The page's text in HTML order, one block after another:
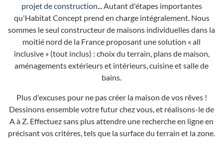
projet de construction... Autant d'étapes importantes
qu'Habitat Concept prend en charge intégralement. Nous
sommes le seul constructeur de maisons individuelles dans la
moitié nord de la France proposant une solution « all
inclusive » (tout inclus) : choix du terrain, plans de maison,
aménagements extérieurs et intérieurs, cuisine et salle de
bains.
Plus d'excuses pour ne pas créer la maison de vos rêves !
Dessinons ensemble votre futur chez vous, et réalisons-le de
A à Z. Effectuez sans plus attendre une recherche en ligne en
précisant vos critères, tels que la surface du terrain et la zone.